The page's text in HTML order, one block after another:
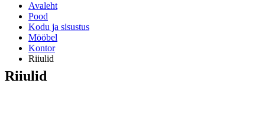
Avaleht
Pood
Kodu ja sisustus
Mööbel
Kontor
Riiulid
Riiulid